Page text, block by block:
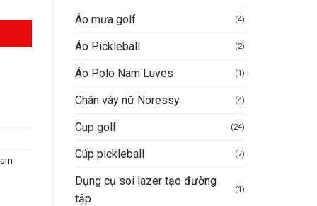
Áo mưa golf (4)
Áo Pickleball (2)
Áo Polo Nam Luves (1)
Chân váy nữ Noressy (4)
Cup golf (24)
Cúp pickleball (7)
Dụng cụ soi lazer tạo đường
tập
(1)